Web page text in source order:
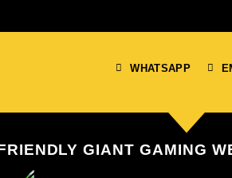
WHATSAPP
GIANT GAMING